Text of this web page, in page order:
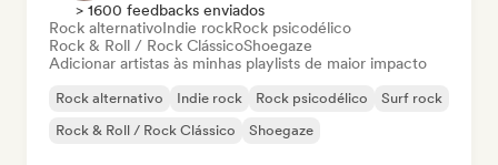
> 1600 feedbacks enviados
Rock alternativoIndie rockRock psicodélico
Rock & Roll / Rock ClássicoShoegaze
Adicionar artistas às minhas playlists de maior impacto
Rock alternativo Indie rock Rock psicodélico
Surf rock
Rock & Roll / Rock Clássico
Shoegaze